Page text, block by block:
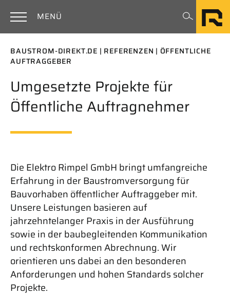
MENÜ
BAUSTROM-DIREKT.DE REFERENZEN
ÖFFENTLICHE
AUFTRAGGEBER
Umgesetzte Projekte für
Öffentliche Auftragnehmer
Die Elektro Rimpel GmbH bringt umfangreiche
Erfahrung in der Baustromversorgung für
Bauvorhaben öffentlicher Auftraggeber mit.
Unsere Leistungen basieren auf
jahrzehntelanger Praxis in der Ausführung
sowie in der baubegleitenden Kommunikation
und rechtskonformen Abrechnung. Wir
orientieren uns dabei an den besonderen
Anforderungen und hohen Standards solcher
Projekte.